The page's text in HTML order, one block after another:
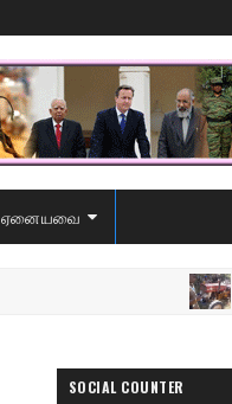
ஏனையவை
NEWS
SOCIAL COUNTER